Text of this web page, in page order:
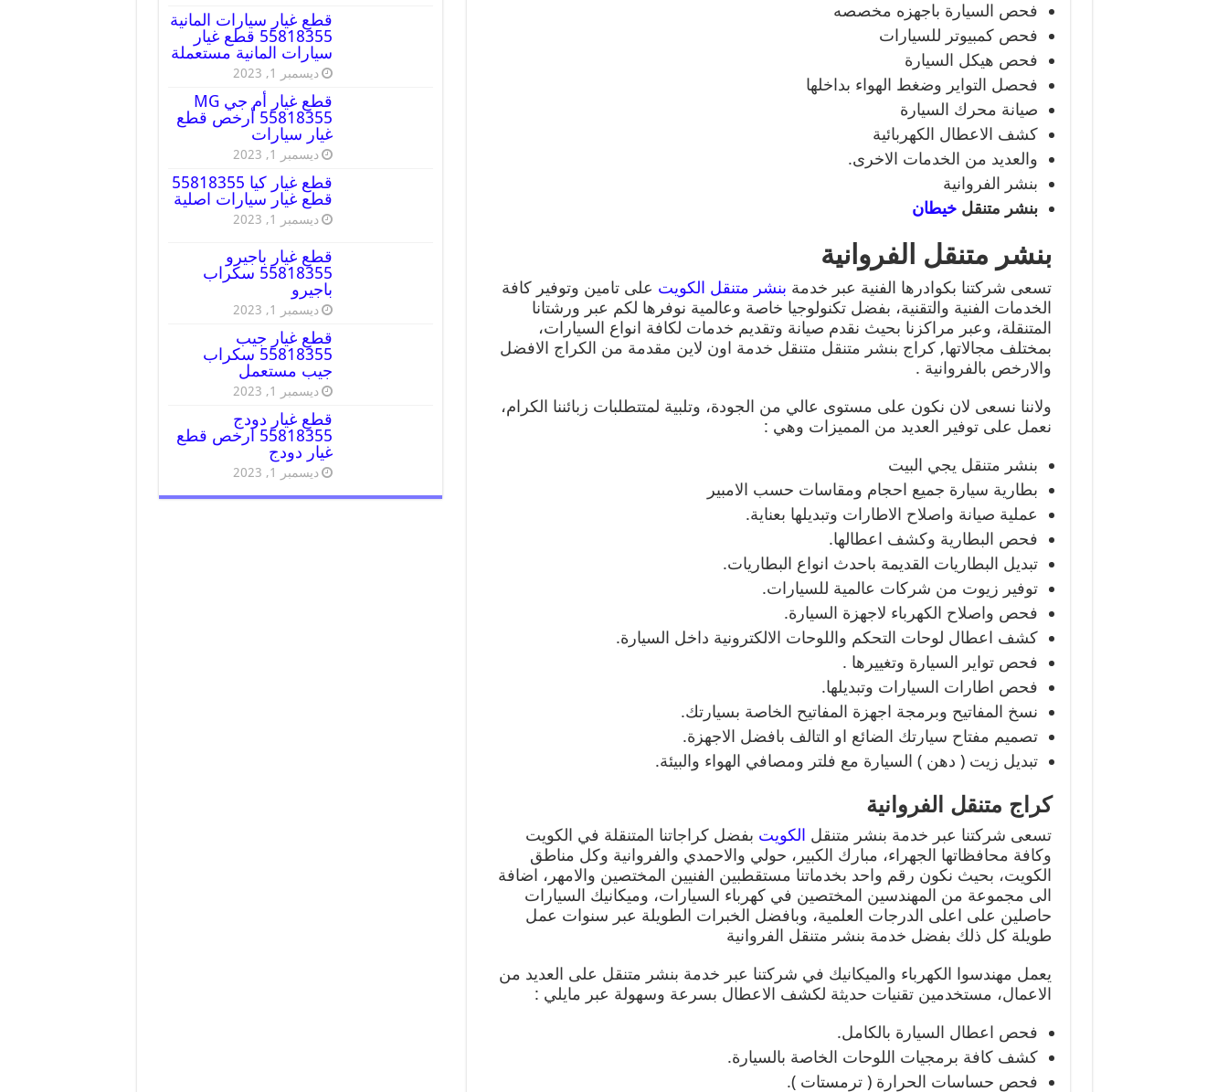
فحص السيارة باجهزه مخصصه
فحص كمبيوتر للسيارات
فحص هيكل السيارة
فحصل التواير وضغط الهواء بداخلها
صيانة محرك السيارة
كشف الاعطال الكهربائية
والعديد من الخدمات الاخرى.
بنشر الفروانية
بنشر متنقلخيطان
بنشر متنقل الفروانية
تسعى شركتنا بكوادرها الفنية عبر خدمة بنشر متنقل الكويت على تامين وتوفير كافة
الخدمات الفنية والتقنية، بفضل تكنولوجيا خاصة وعالمية نوفرها لكم عبر ورشتانا
المتنقلة، وعبر مراكزنا بحيث نقدم صيانة وتقديم خدمات لكافة انواع السيارات،
بمختلف مجالاتها, كراج بنشر متنقل متنقل خدمة اون لاين مقدمة من الكراج الافضل
والارخص بالفروانية .
ولاننا نسعى لان نكون على مستوى عالي من الجودة، وتلبية لمتتطلبات زبائننا الكرام،
نعمل على توفير العديد من المميزات وهي :
بنشر متنقل يجي البيت
بطارية سيارة جميع احجام ومقاسات حسب الامبير
عملية صيانة واصلاح الاطارات وتبديلها بعناية.
فحص البطارية وكشف اعطالها.
تبديل البطاريات القديمة باحدث انواع البطاريات.
توفير زيوت من شركات عالمية للسيارات.
فحص واصلاح الكهرباء لاجهزة السيارة.
كشف اعطال لوحات التحكم واللوحات الالكترونية داخل السيارة.
فحص تواير السيارة وتغييرها .
فحص اطارات السيارات وتبديلها.
نسخ المفاتيح وبرمجة اجهزة المفاتيح الخاصة بسيارتك.
تصميم مفتاح سيارتك الضائع او التالف بافضل الاجهزة.
تبديل زيت ( دهن ) السيارة مع فلتر ومصافي الهواء والبيئة.
كراج متنقل الفروانية
تسعى شركتنا عبر خدمة بنشر متنقل الكويت بفضل كراجاتنا المتنقلة في الكويت
وكافة محافظاتها الجهراء، مبارك الكبير، حولي والاحمدي والفروانية وكل مناطق
الكويت، بحيث نكون رقم واحد بخدماتنا مستقطبين الفنيين المختصين والامهر، اضافة
الى مجموعة من المهندسين المختصين في كهرباء السيارات، وميكانيك السيارات
حاصلين على اعلى الدرجات العلمية، وبافضل الخبرات الطويلة عبر سنوات عمل
طويلة كل ذلك بفضل خدمة بنشر متنقل الفروانية
يعمل مهندسوا الكهرباء والميكانيك في شركتنا عبر خدمة بنشر متنقل على العديد من
الاعمال، مستخدمين تقنيات حديثة لكشف الاعطال بسرعة وسهولة عبر مايلي :
فحص اعطال السيارة بالكامل.
كشف كافة برمجيات اللوحات الخاصة بالسيارة.
فحص حساسات الحرارة ( ترمستات ).
قطع غيار سيارات المانية
55818355 قطع غيار
سيارات المانية مستعملة
ديسمبر 1, 2023
قطع غيار أم جي MG
55818355 أرخص قطع
غيار سيارات
ديسمبر 1, 2023
قطع غيار كيا 55818355
قطع غيار سيارات اصلية
ديسمبر 1, 2023
قطع غيار باجيرو
55818355 سكراب
باجيرو
ديسمبر 1, 2023
قطع غيار جيب
55818355 سكراب
جيب مستعمل
ديسمبر 1, 2023
قطع غيار دودج
55818355 ارخص قطع
غيار دودج
ديسمبر 1, 2023